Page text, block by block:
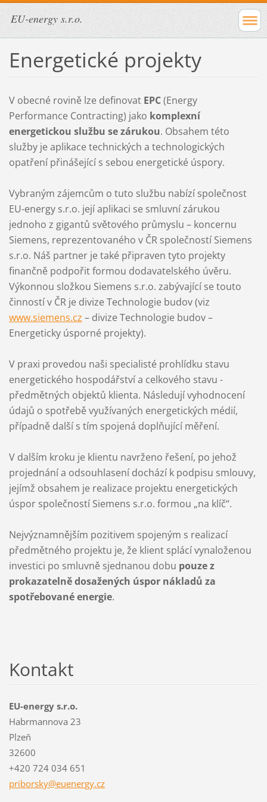
EU-energy s.r.o.
Energetické projekty
V obecné rovině lze definovat EPC(Energy
Performance Contracting) jako komplexní
energetickou službu se zárukou. Obsahem této
služby je aplikace technických a technologických
opatření přinášející s sebou energetické úspory.
Vybraným zájemcům o tuto službu nabízí společnost
EU-energy s.r.o. její aplikaci se smluvní zárukou
jednoho z gigantů světového průmyslu – koncernu
Siemens, reprezentovaného v ČR společností Siemens
s.r.o. Náš partner je také připraven tyto projekty
finančně podpořit formou dodavatelského úvěru.
Výkonnou složkou Siemens s.r.o. zabývající se touto
činností v ČR je divize Technologie budov (viz
www.siemens.cz – divize Technologie budov –
Energeticky úsporné projekty).
V praxi provedou naši specialisté prohlídku stavu
energetického hospodářství a celkového stavu -
předmětných objektů klienta. Následují vyhodnocení
údajů o spotřebě využívaných energetických médií,
případně další s tím spojená doplňující měření.
V dalším kroku je klientu navrženo řešení, po jehož
projednání a odsouhlasení dochází k podpisu smlouvy,
jejímž obsahem je realizace projektu energetických
úspor společností Siemens s.r.o. formou „na klíč“.
Nejvýznamnějším pozitivem spojeným s realizací
předmětného projektu je, že klient splácí vynaloženou
investici po smluvně sjednanou dobu pouze z
prokazatelně dosažených úspor nákladů za
spotřebované energie.
Kontakt
EU-energy s.r.o.
Habrmannova 23
Plzeň
32600
+420 724 034 651
priborsky@euenergy.cz